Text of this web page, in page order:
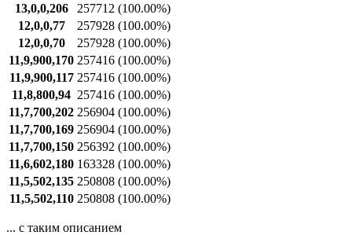
13,0,0,206
257712 (100.00%)
12,0,0,77
257928 (100.00%)
12,0,0,70
257928 (100.00%)
11,9,900,170 257416 (100.00%)
11,9,900,117 257416 (100.00%)
11,8,800,94 257416 (100.00%)
11,7,700,202 256904 (100.00%)
11,7,700,169 256904 (100.00%)
11,7,700,150 256392 (100.00%)
11,6,602,180 163328 (100.00%)
11,5,502,135 250808 (100.00%)
11,5,502,110 250808 (100.00%)
... с таким описанием